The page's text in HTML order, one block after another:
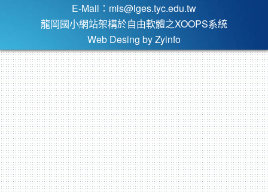
E-Mail： mis@lges.tyc.edu.tw
龍岡國小網站架構於自由軟體之XOOPS系統
Web Desing by Zyinfo